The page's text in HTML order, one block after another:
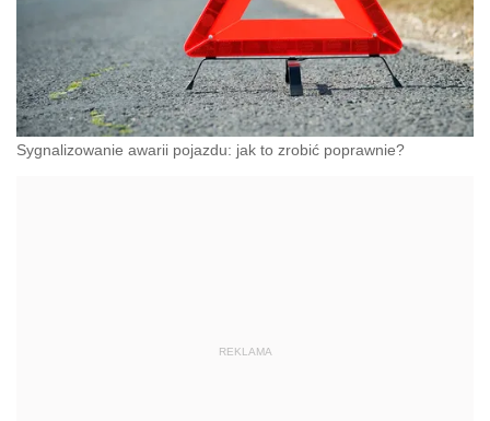
Sygnalizowanie awarii pojazdu: jak to zrobić poprawnie?